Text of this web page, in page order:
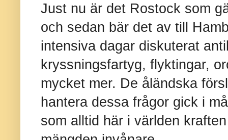
Just nu är det Rostock som
och sedan bär det av till
intensiva dagar diskuterat
kryssningsfartyg, flyktingar,
mycket mer. De åländska
hantera dessa frågor gick i
som alltid här i världen